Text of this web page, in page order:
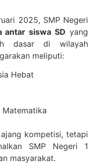
2025, SMP Negeri
antar siswa SD yang
dasar di wilayah
meliputi:
Hebat
Matematika
kompetisi, tetapi
SMP Negeri 1
masyarakat.